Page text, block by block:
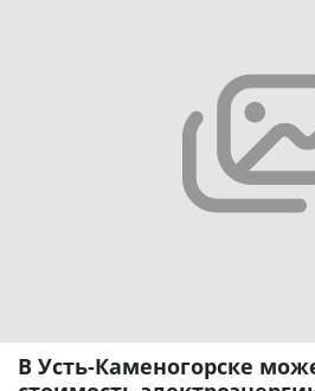
В Усть-Каменогорске